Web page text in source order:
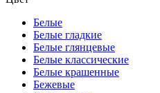
Белые
Белые гладкие
Белые глянцевые
Белые классические
Белые крашенные
Бежевые